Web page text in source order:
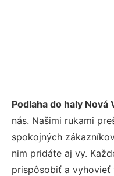
Podlaha do haly Nová
nás. Našimi rukami
spokojných
nim pridáte aj vy.
prispôsobiť a vyhovieť